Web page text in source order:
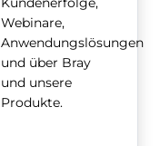
Webinare,
Anwendungslösungen
und über Bray
und unsere
Produkte.